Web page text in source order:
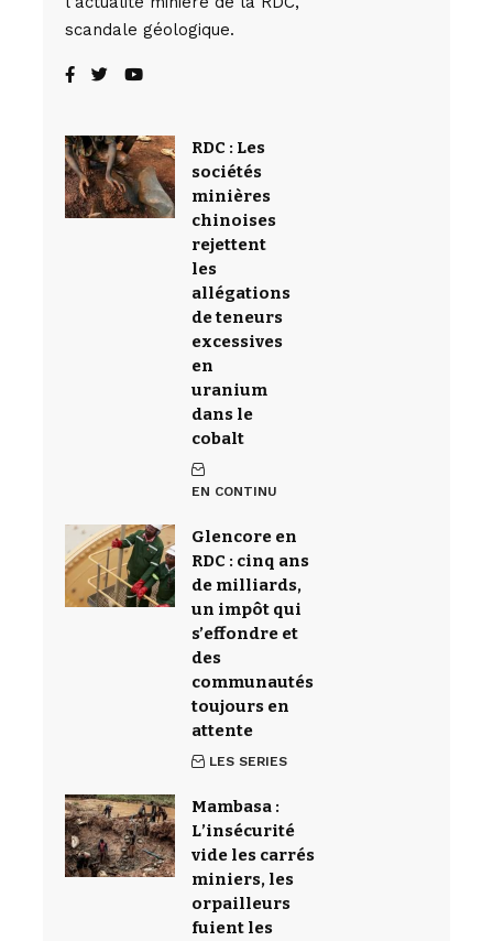
scandale géologique.
RDC : Les
sociétés
minières
chinoises
rejettent
les
allégations
de teneurs
excessives
en
uranium
dans le
cobalt
EN CONTINU
Glencore en
RDC : cinq ans
de milliards,
un impôt qui
s’effondre et
des
communautés
toujours en
attente
LES SERIES
Mambasa :
L’insécurité
vide les carrés
miniers, les
orpailleurs
fuient les